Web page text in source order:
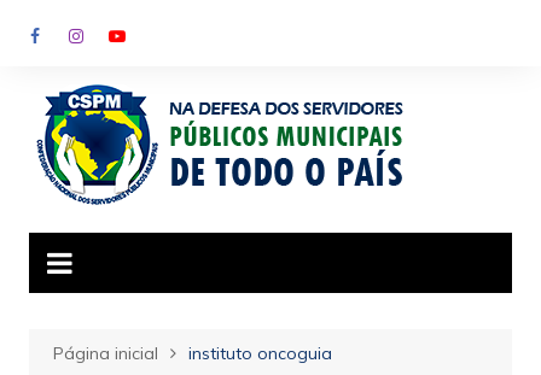
para
conteúdo
Página inicial instituto oncoguia